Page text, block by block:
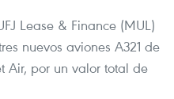
Lease & Finance (MUL)
nuevos aviones A321 de
Air, por un valor total de